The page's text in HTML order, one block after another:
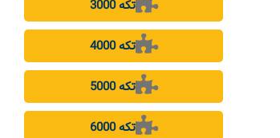
3000 تکه
4000 تکه
5000 تکه
6000 تکه